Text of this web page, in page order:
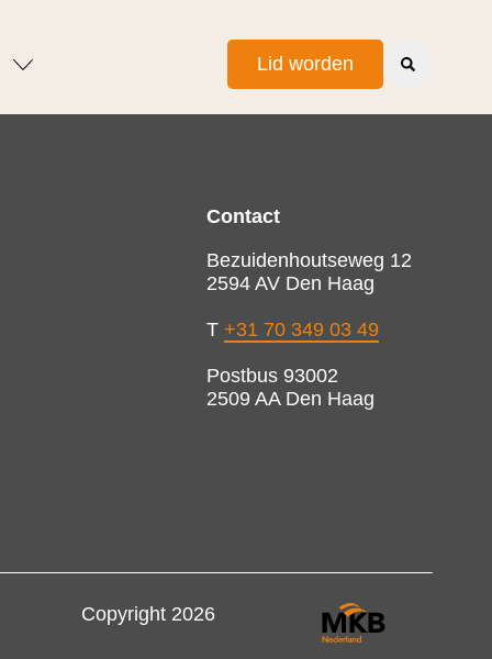
Lid worden
Contact
Bezuidenhoutseweg 12
2594 AV Den Haag
T +31 70 349 03 49
Postbus 93002
2509 AA Den Haag
Copyright 2026